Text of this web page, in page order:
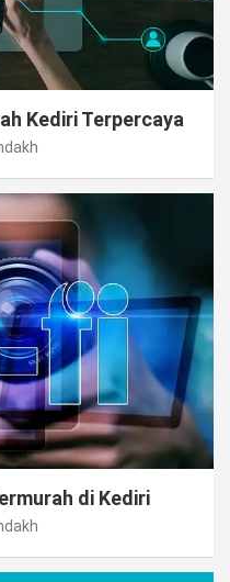
Kediri Terpercaya
di Kediri